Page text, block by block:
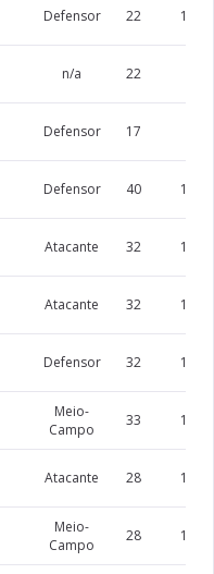
Defensor 22 195
n/a 22
Defensor 17
Defensor 40 168
Atacante 32 180
Atacante 32 174
Defensor 32 178
Meio-
Campo
33 183
Atacante 28 168
Meio-
Campo
28 178